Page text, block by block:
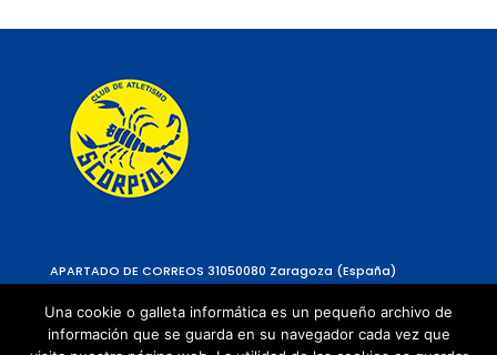
APARTADO DE CORREOS 31050080 Zaragoza (España)
Una cookie o galleta informática es un pequeño archivo de
información que se guarda en su navegador cada vez que